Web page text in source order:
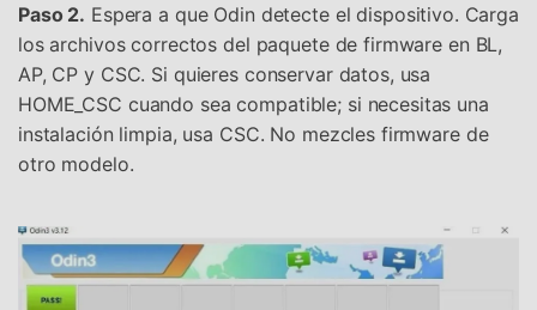
Paso 2. Espera a que Odin detecte el dispositivo. Carga
los archivos correctos del paquete de firmware en BL,
AP, CP y CSC. Si quieres conservar datos, usa
HOME_CSC cuando sea compatible; si necesitas una
instalación limpia, usa CSC. No mezcles firmware de
otro modelo.